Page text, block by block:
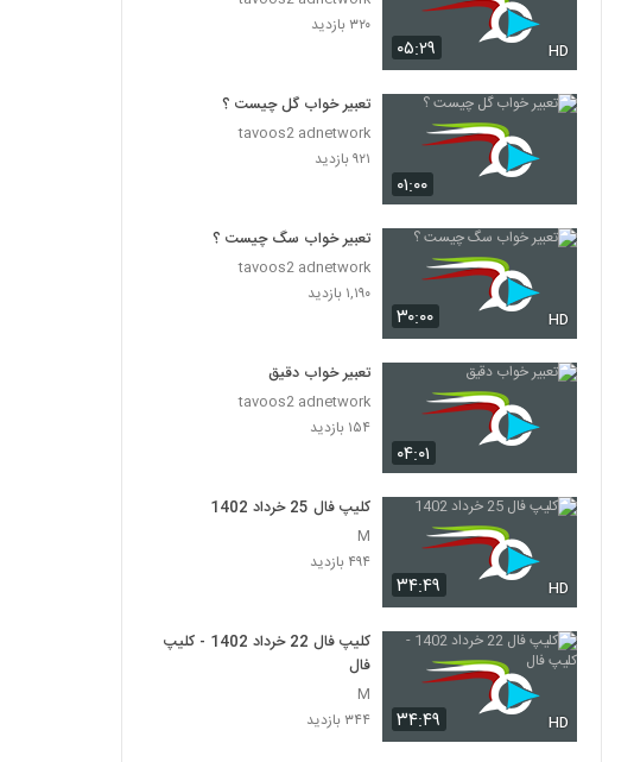
۰۵:۲۹ HD
۳۲۰ بازدید
۰۱:۰۰
تعبیر خواب گل چیست ؟
tavoos2 adnetwork
۹۲۱ بازدید
۳۰:۰۰ HD
تعبیر خواب سگ چیست ؟
tavoos2 adnetwork
۱,۱۹۰ بازدید
۰۴:۰۱
تعبیر خواب دقیق
tavoos2 adnetwork
۱۵۴ بازدید
۳۴:۴۹ HD
کلیپ فال 25 خرداد 1402
M
۴۹۴ بازدید
۳۴:۴۹ HD
کلیپ فال 22 خرداد 1402 - کلیپ
فال
M
۳۴۴ بازدید